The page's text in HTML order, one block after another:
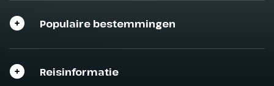
Populaire bestemmingen
Reisinformatie